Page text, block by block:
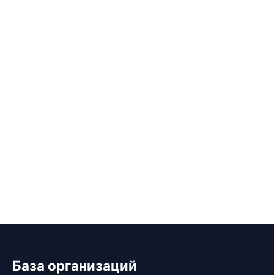
База организаций